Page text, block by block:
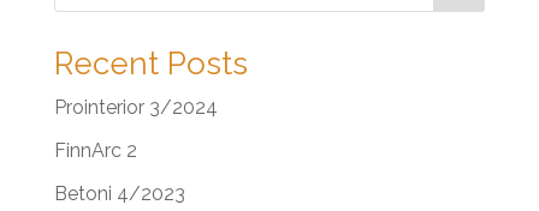
Recent Posts
Prointerior 3/2024
FinnArc 2
Betoni 4/2023